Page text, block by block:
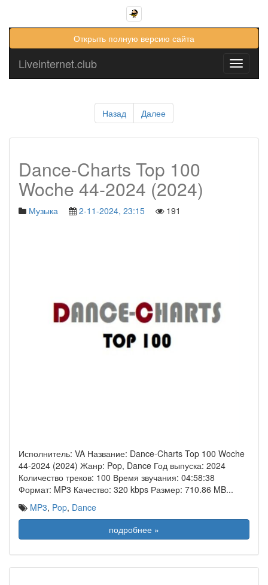
Открыть полную версию сайта
Toggle
Liveinternet.club
Назад Далее
Dance-Charts Top 100
Woche 44-2024 (2024)
Музыка 2-11-2024, 23:15 191
Исполнитель: VA Название: Dance-Charts Top 100 Woche
44-2024 (2024) Жанр: Pop, Dance Год выпуска: 2024
Количество треков: 100 Время звучания: 04:58:38
Формат: MP3 Качество: 320 kbps Размер: 710.86 MB...
MP3, Pop, Dance
подробнее »